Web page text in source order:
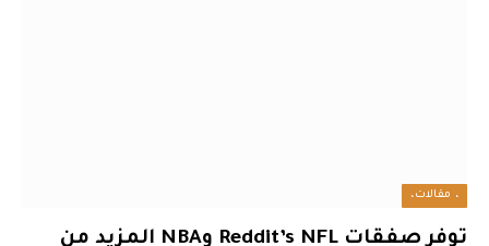
، مقالات،
توفر صفقات Reddit’s NFL وNBA المزيد من